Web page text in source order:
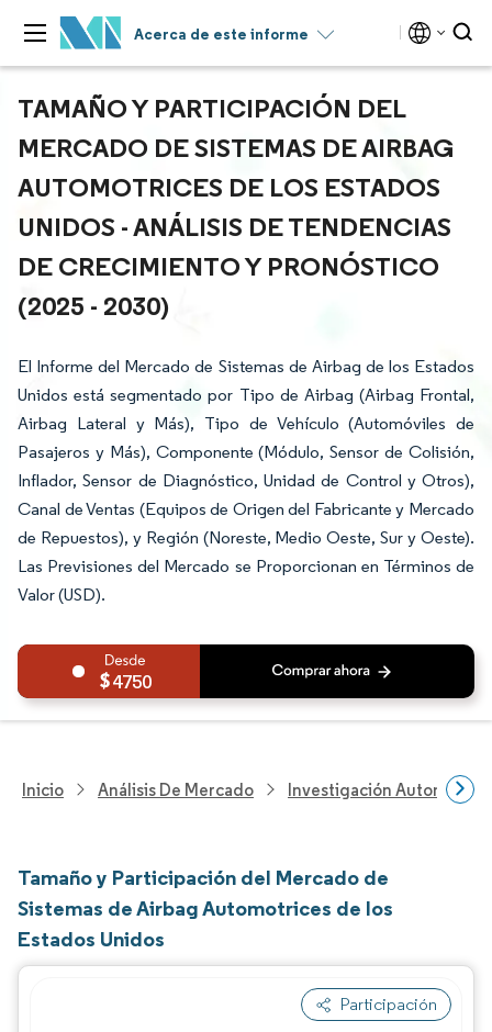
Acerca de este informe
TAMAÑO Y PARTICIPACIÓN DEL
MERCADO DE SISTEMAS DE AIRBAG
AUTOMOTRICES DE LOS ESTADOS
UNIDOS - ANÁLISIS DE TENDENCIAS
DE CRECIMIENTO Y PRONÓSTICO
(2025 - 2030)
El Informe del Mercado de Sistemas de Airbag de los Estados
Unidos está segmentado por Tipo de Airbag (Airbag Frontal,
Airbag Lateral y Más), Tipo de Vehículo (Automóviles de
Pasajeros y Más), Componente (Módulo, Sensor de Colisión,
Inflador, Sensor de Diagnóstico, Unidad de Control y Otros),
Canal de Ventas (Equipos de Origen del Fabricante y Mercado
de Repuestos), y Región (Noreste, Medio Oeste, Sur y Oeste).
Las Previsiones del Mercado se Proporcionan en Términos de
Valor (USD).
4750
Inicio Análisis De Mercado Investigación Automotriz
Tamaño y Participación del Mercado de
Sistemas de Airbag Automotrices de los
Estados Unidos
Participación